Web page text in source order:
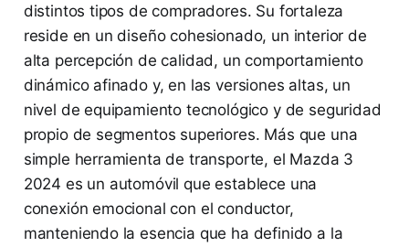
distintos tipos de compradores. Su fortaleza
reside en un diseño cohesionado, un interior de
alta percepción de calidad, un comportamiento
dinámico afinado y, en las versiones altas, un
nivel de equipamiento tecnológico y de seguridad
propio de segmentos superiores. Más que una
simple herramienta de transporte, el Mazda 3
2024 es un automóvil que establece una
conexión emocional con el conductor,
manteniendo la esencia que ha definido a la